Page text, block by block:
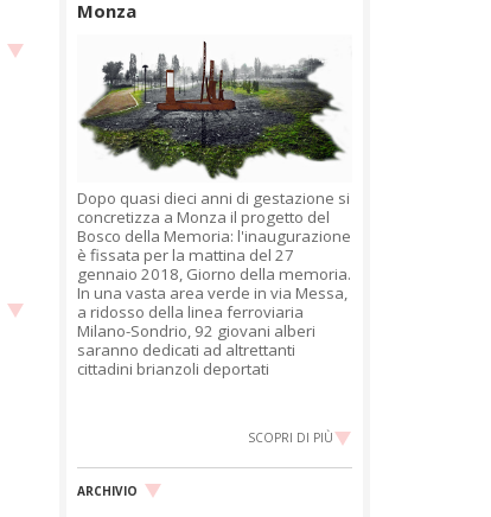
Monza
Dopo quasi dieci anni di gestazione si
concretizza a Monza il progetto del
Bosco della Memoria: l'inaugurazione
è fissata per la mattina del 27
gennaio 2018, Giorno della memoria.
In una vasta area verde in via Messa,
a ridosso della linea ferroviaria
Milano-Sondrio, 92 giovani alberi
saranno dedicati ad altrettanti
cittadini brianzoli deportati
SCOPRI DI PIÙ
ARCHIVIO